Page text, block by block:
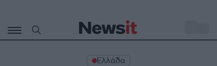
περιεχόμενο
Ελλάδα